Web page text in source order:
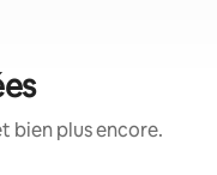
bien plus encore.